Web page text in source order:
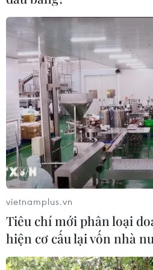
vietnamplus.vn
Tiêu chí mới phân loại
hiện cơ cấu lại vốn nhà